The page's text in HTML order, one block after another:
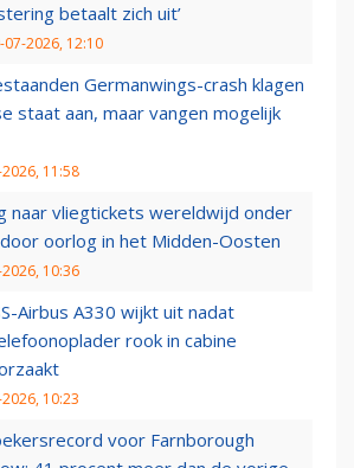
betaalt zich uit’
07-2026, 12:10
Germanwings-crash klagen
staat aan, maar vangen mogelijk
11:58
naar vliegtickets wereldwijd onder
oorlog in het Midden-Oosten
10:36
Airbus A330 wijkt uit nadat
rook in cabine
10:23
voor Farnborough